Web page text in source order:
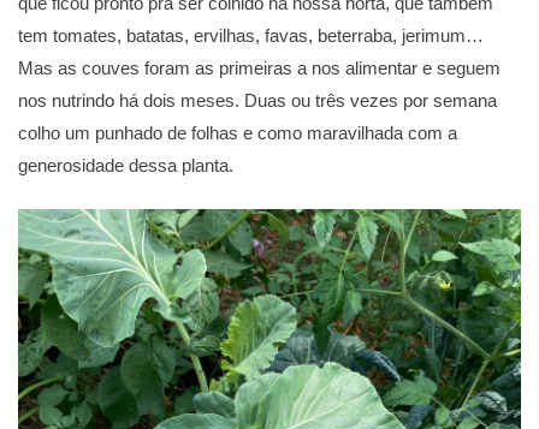
tem tomates, batatas, ervilhas, favas, beterraba, jerimum…
Mas as couves foram as primeiras a nos alimentar e seguem
nos nutrindo há dois meses. Duas ou três vezes por semana
colho um punhado de folhas e como maravilhada com a
generosidade dessa planta.